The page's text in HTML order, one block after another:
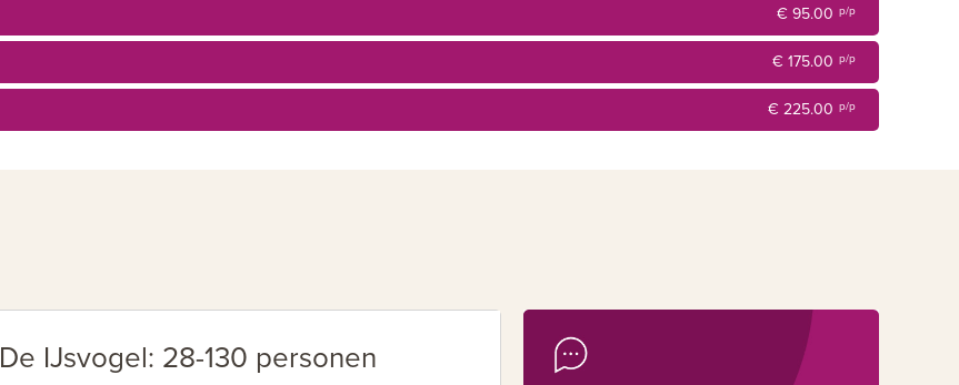
vergaderzaal heeft u via de openslaande deuren direct toegang tot de tuin. In het hotel is draadloos
Wij bieden onze zakelijke gast verschillende mogelijkheden voor trainingen en vergaderingen.
€ 95.00 p/p
€ 175.00 p/p
€ 225.00 p/p
De IJsvogel: 28-130 personen